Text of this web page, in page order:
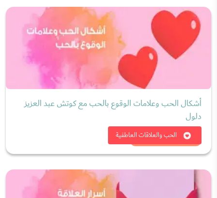
الحب والعلاقات العاطفية
أشكال الحب وعلامات الوقوع بالحب مع كوتش عبد العزيز
دلول
شاهد الان